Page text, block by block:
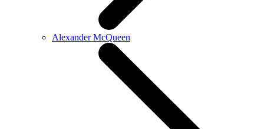
Alexander McQueen